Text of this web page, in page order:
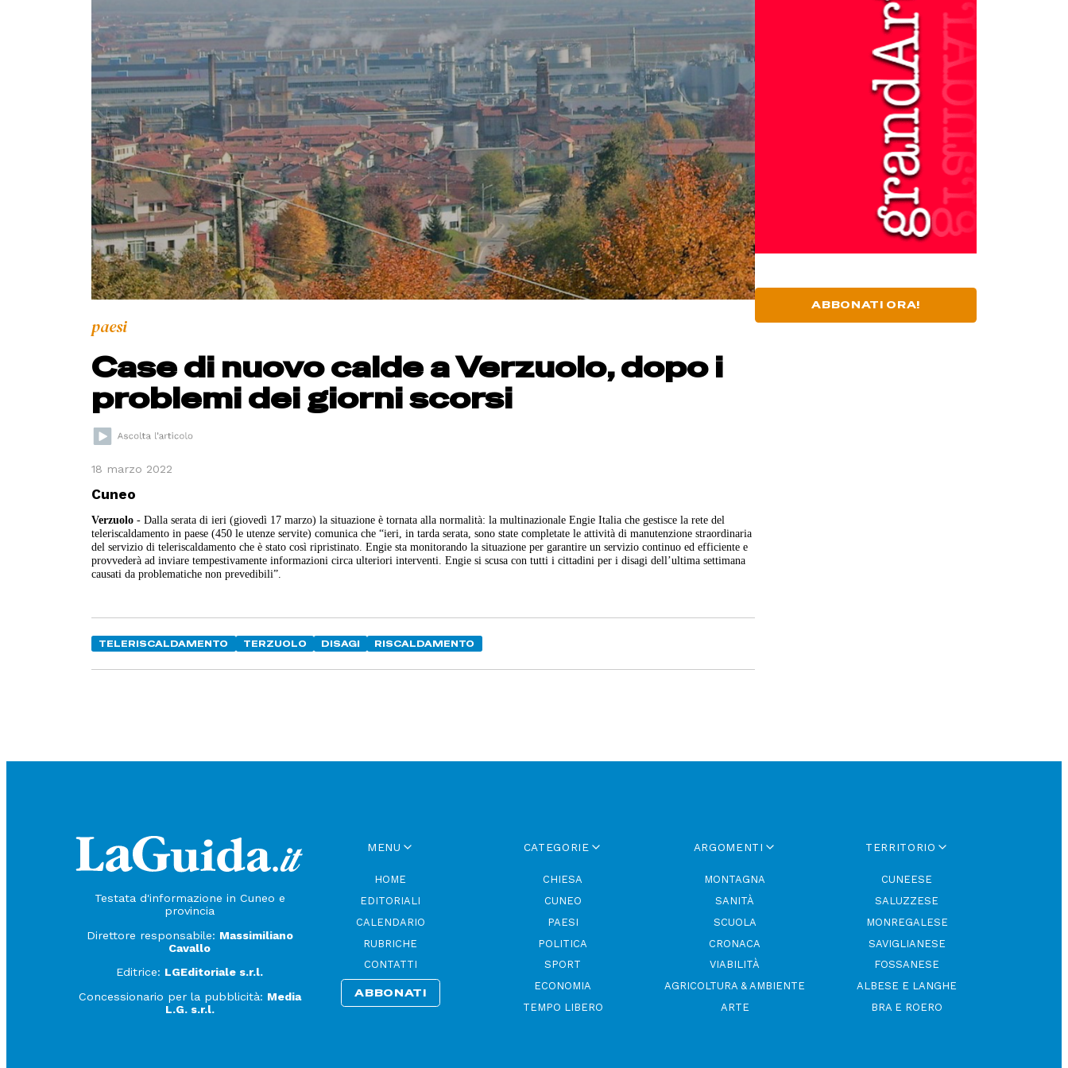
paesi
Case di nuovo calde a Verzuolo, dopo i
problemi dei giorni scorsi
18 marzo 2022
Cuneo
Verzuolo - Dalla serata di ieri (giovedì 17 marzo) la situazione è tornata alla normalità: la multinazionale Engie Italia che gestisce la rete del
teleriscaldamento in paese (450 le utenze servite) comunica che “ieri, in tarda serata, sono state completate le attività di manutenzione straordinaria
del servizio di teleriscaldamento che è stato così ripristinato. Engie sta monitorando la situazione per garantire un servizio continuo ed efficiente e
provvederà ad inviare tempestivamente informazioni circa ulteriori interventi. Engie si scusa con tutti i cittadini per i disagi dell’ultima settimana
causati da problematiche non prevedibili”.
TELERISCALDAMENTO TERZUOLO DISAGI RISCALDAMENTO
ABBONATI ORA!
Testata d'informazione in Cuneo e
provincia
Direttore responsabile: Massimiliano
Cavallo
Editrice: LGEditoriale s.r.l.
Concessionario per la pubblicità: Media
L.G. s.r.l.
MENU
HOME
EDITORIALI
CALENDARIO
RUBRICHE
CONTATTI
ABBONATI
CATEGORIE
CHIESA
CUNEO
PAESI
POLITICA
SPORT
ECONOMIA
TEMPO LIBERO
ARGOMENTI
MONTAGNA
SANITÀ
SCUOLA
CRONACA
VIABILITÀ
AGRICOLTURA & AMBIENTE
ARTE
TERRITORIO
CUNEESE
SALUZZESE
MONREGALESE
SAVIGLIANESE
FOSSANESE
ALBESE E LANGHE
BRA E ROERO